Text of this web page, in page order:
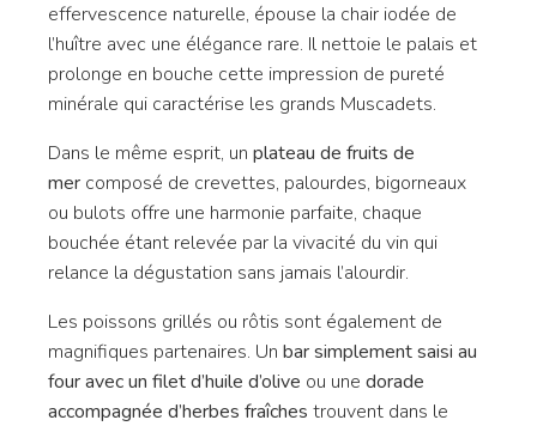
effervescence naturelle, épouse la chair iodée de
l’huître avec une élégance rare. Il nettoie le palais et
prolonge en bouche cette impression de pureté
minérale qui caractérise les grands Muscadets.
Dans le même esprit, un plateau de fruits de
mer composé de crevettes, palourdes, bigorneaux
ou bulots offre une harmonie parfaite, chaque
bouchée étant relevée par la vivacité du vin qui
relance la dégustation sans jamais l’alourdir.
Les poissons grillés ou rôtis sont également de
magnifiques partenaires. Un bar simplement saisi au
four avec un filet d’huile d’olive ou une dorade
accompagnée d’herbes fraîches trouvent dans le